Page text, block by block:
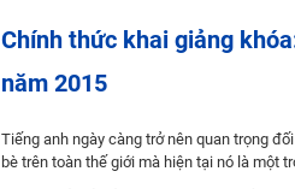
Hot! Lễ hội đồng giá 449K - 499K toàn bộ
Khuyến Mãi Khoá Học 1K Chỉ Từ 11-13/09/
Khai giảng các khóa lớp 9 Toán - Lý - Hóa -
Chính thức khai giảng
năm 2015
Tiếng anh ngày càng trở nên quan trọng
bè trên toàn thế giới mà hiện tại nó là một